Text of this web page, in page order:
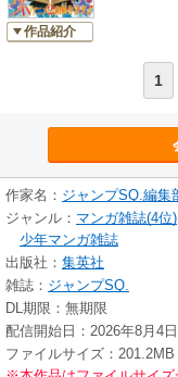
作品紹介
1
作家名： ジャンプSQ.編集
ジャンル： マンガ雑誌(4位)
少年マンガ雑誌
出版社： 集英社
雑誌： ジャンプSQ.
DL期限：無期限
配信開始日：2026年8月4日
ファイルサイズ：201.2MB